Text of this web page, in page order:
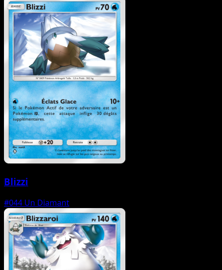
Blizzi
#044 Un Diamant